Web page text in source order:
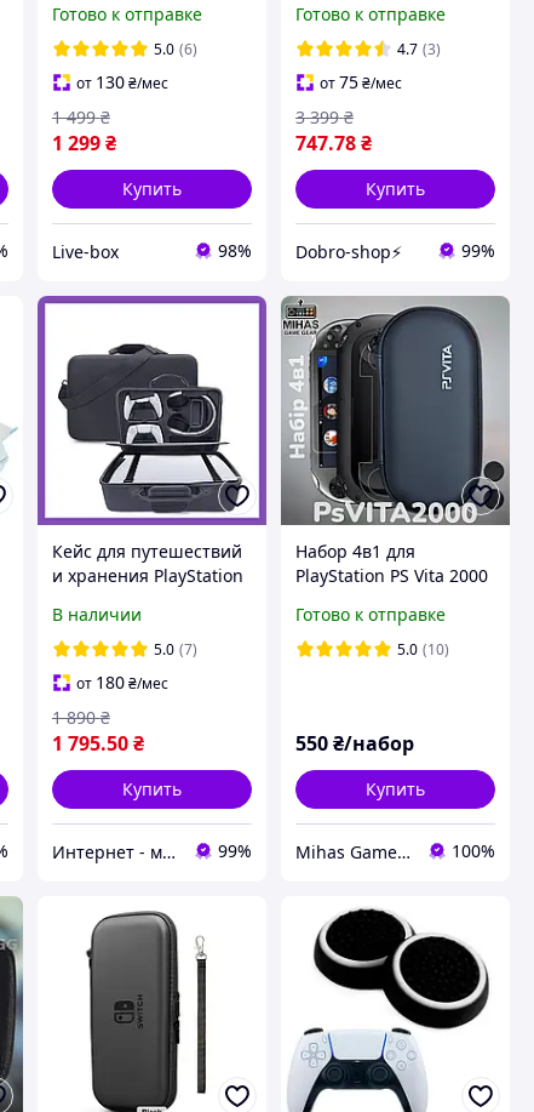
стики / Черный
Готово к отправке
5.0 (6)
от 130 ₴/мес
1 299 ₴
1 499 ₴
Купить
Live-box 98%
прозрачный чехол,
закаленное стекло и
накладки на стики
(Gray)
Готово к отправке
4.7 (3)
от75₴/мес
747.78₴
3 399 ₴
Купить
Dobro-shop⚡ 99%
Кейс для путешествий
и хранения PlayStation
чехол для плейстейшн
PS5 черная, Guanhe
В наличии
5.0 (7)
от 180 ₴/мес
1 795.50 ₴
1 890 ₴
Купить
Интернет - магазин "Балу" 99%
Набор 4в1 для
PlayStation PS Vita 2000
стекло, накладки на
стики, аксессуар
Готово к отправке
5.0 (10)
550₴/набор
Купить
Mihas Game Gear 100%